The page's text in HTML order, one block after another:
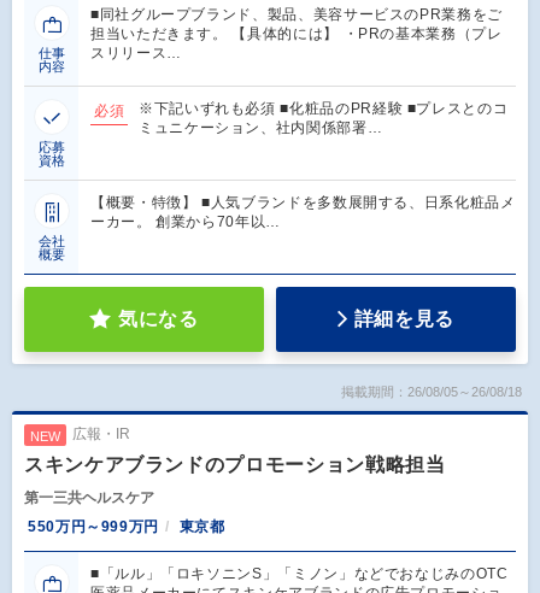
仕事
内容
■同社グループブランド、製品、美容サービスのPR業務をご
担当いただきます。 【具体的には】 ・PRの基本業務（プレ
スリリース…
応募
資格
必須
※下記いずれも必須 ■化粧品のPR経験 ■プレスとのコ
ミュニケーション、社内関係部署…
会社
概要
【概要・特徴】 ■人気ブランドを多数展開する、日系化粧品メ
ーカー。 創業から70年以…
気になる 詳細を見る
掲載期間：26/08/05～26/08/18
NEW 広報・IR
スキンケアブランドのプロモーション戦略担当
第一三共ヘルスケア
550万円～999万円
東京都
■「ルル」「ロキソニンS」「ミノン」などでおなじみのOTC